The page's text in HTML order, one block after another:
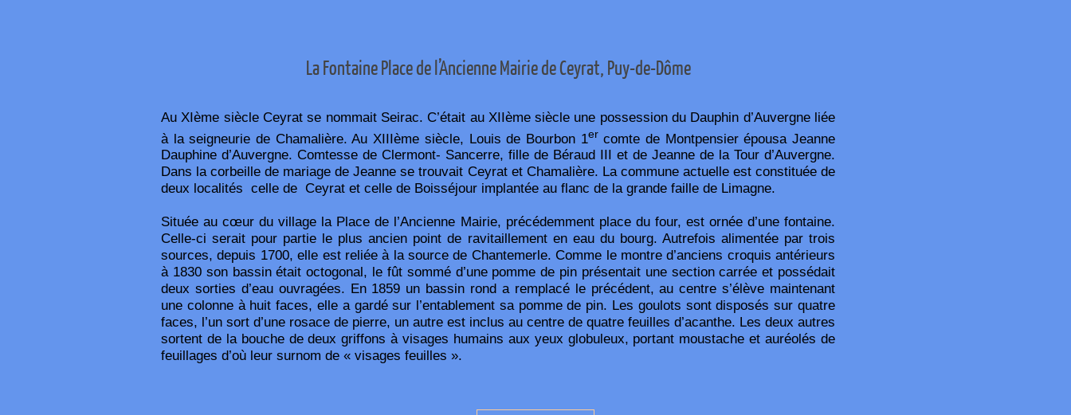
La Fontaine Place de l’Ancienne Mairie de Ceyrat, Puy-de-Dôme
Au XIème siècle Ceyrat se nommait Seirac. C’était au XIIème siècle une possession du Dauphin d’Auvergne liée
à la seigneurie de Chamalière. Au XIIIème siècle, Louis de Bourbon 1ercomte de Montpensier épousa Jeanne
Dauphine d’Auvergne. Comtesse de Clermont- Sancerre, fille de Béraud III et de Jeanne de la Tour d’Auvergne.
Dans la corbeille de mariage de Jeanne se trouvait Ceyrat et Chamalière. La commune actuelle est constituée de
deux localités celle de Ceyrat et celle de Boisséjour implantée au flanc de la grande faille de Limagne.
Située au cœur du village la Place de l’Ancienne Mairie, précédemment place du four, est ornée d’une fontaine.
Celle-ci serait pour partie le plus ancien point de ravitaillement en eau du bourg. Autrefois alimentée par trois
sources, depuis 1700, elle est reliée à la source de Chantemerle. Comme le montre d’anciens croquis antérieurs
à 1830 son bassin était octogonal, le fût sommé d’une pomme de pin présentait une section carrée et possédait
deux sorties d’eau ouvragées. En 1859 un bassin rond a remplacé le précédent, au centre s’élève maintenant
une colonne à huit faces, elle a gardé sur l’entablement sa pomme de pin. Les goulots sont disposés sur quatre
faces, l’un sort d’une rosace de pierre, un autre est inclus au centre de quatre feuilles d’acanthe. Les deux autres
sortent de la bouche de deux griffons à visages humains aux yeux globuleux, portant moustache et auréolés de
feuillages d’où leur surnom de « visages feuilles ».